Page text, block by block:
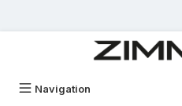
Navigation